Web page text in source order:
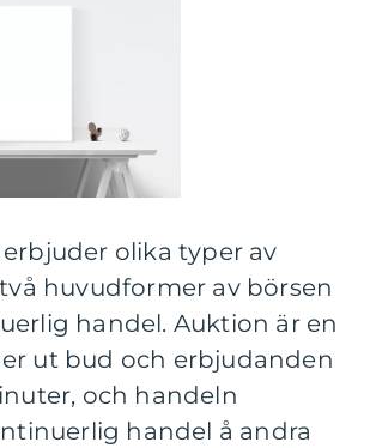
olika typer av
huvudformer av börsen
handel. Auktion är en
ut bud och erbjudanden
och handeln
handel å andra